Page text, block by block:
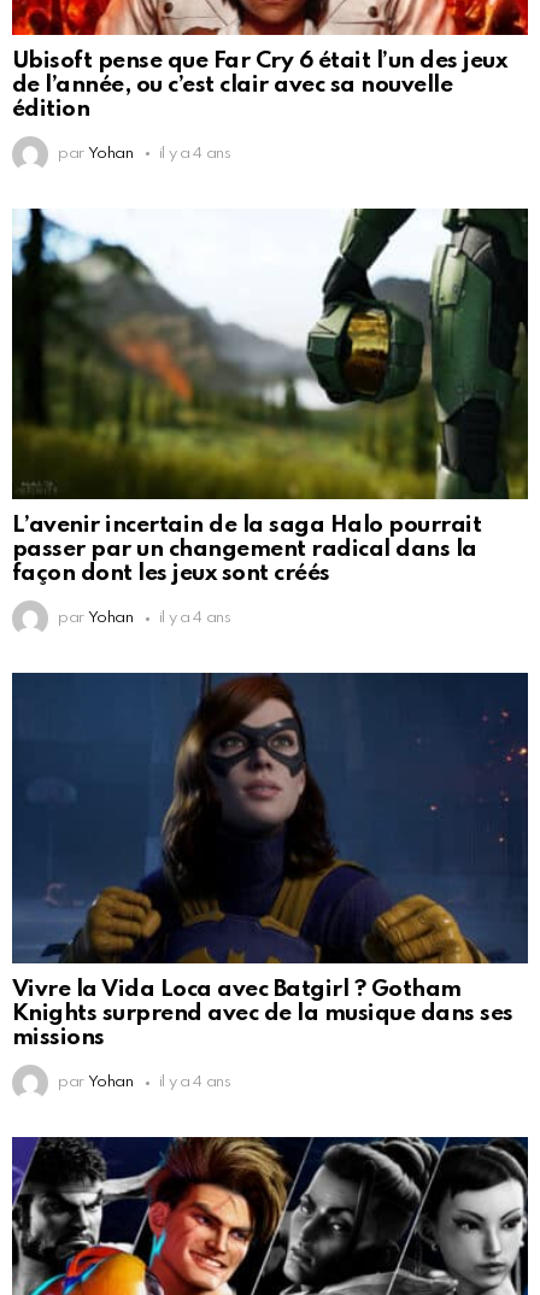
Ubisoft pense que Far Cry 6 était l’un des jeux
de l’année, ou c’est clair avec sa nouvelle
édition
par Yohan il y a 4 ans
L’avenir incertain de la saga Halo pourrait
passer par un changement radical dans la
façon dont les jeux sont créés
par Yohan il y a 4 ans
Vivre la Vida Loca avec Batgirl ? Gotham
Knights surprend avec de la musique dans ses
missions
par Yohan il y a 4 ans